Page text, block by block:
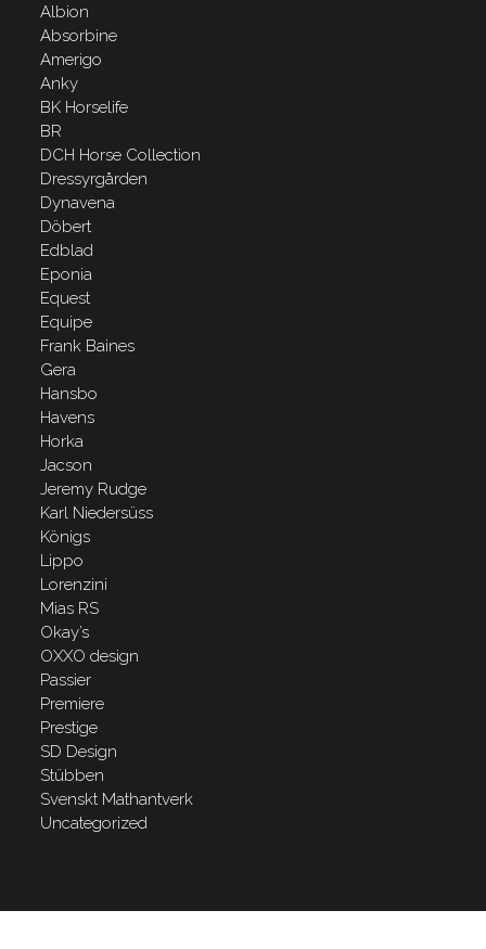
Albion
Absorbine
Amerigo
Anky
BK Horselife
BR
DCH Horse Collection
Dressyrgården
Dynavena
Döbert
Edblad
Eponia
Equest
Equipe
Frank Baines
Gera
Hansbo
Havens
Horka
Jacson
Jeremy Rudge
Karl Niedersüss
Königs
Lippo
Lorenzini
Mias RS
Okay’s
OXXO design
Passier
Premiere
Prestige
SD Design
Stübben
Svenskt Mathantverk
Uncategorized